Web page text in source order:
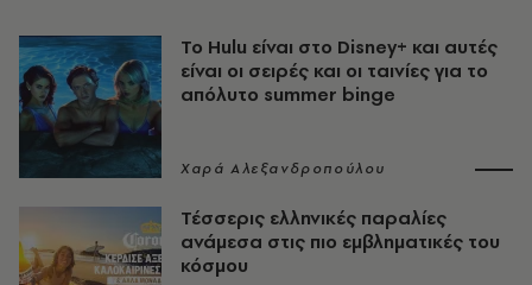
Το Hulu είναι στο Disney+ και αυτές
είναι οι σειρές και οι ταινίες για το
απόλυτο summer binge
Χαρά Αλεξανδροπούλου
Τέσσερις ελληνικές παραλίες
ανάμεσα στις πιο εμβληματικές του
κόσμου